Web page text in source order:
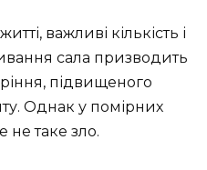
важливі кількість і
сала призводить
підвищеного
Однак у помірних
не таке зло.